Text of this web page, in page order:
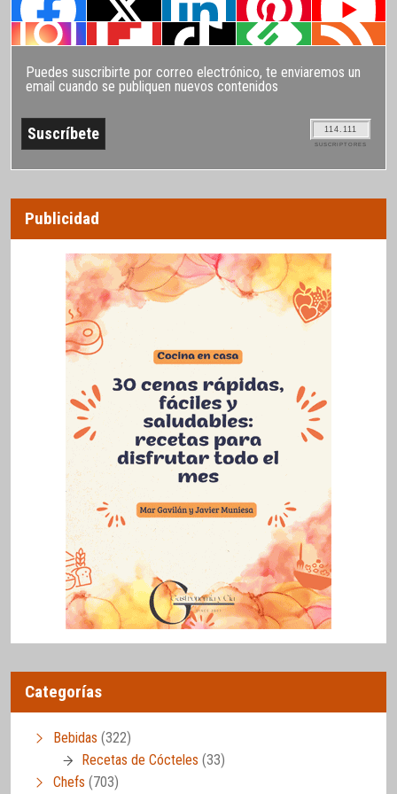
Puedes suscribirte por correo electrónico, te enviaremos un
email cuando se publiquen nuevos contenidos
114.111
SUSCRIPTORES
Publicidad
Categorías
Bebidas (322)
Recetas de Cócteles (33)
Chefs (703)